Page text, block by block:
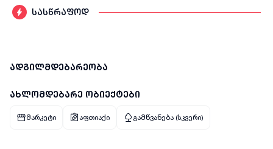
სასწრაფოდ
ადგილმდებარეობა
ახლომდებარე ობიექტები
მარკეტი აფთიაქი გამწვანება (სკვერი)